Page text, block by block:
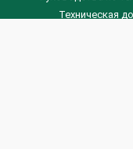
Техническая